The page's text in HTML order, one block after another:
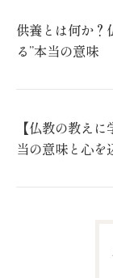
供養とは何か？
る”本当の意味
【仏教の教え
当の意味と心を